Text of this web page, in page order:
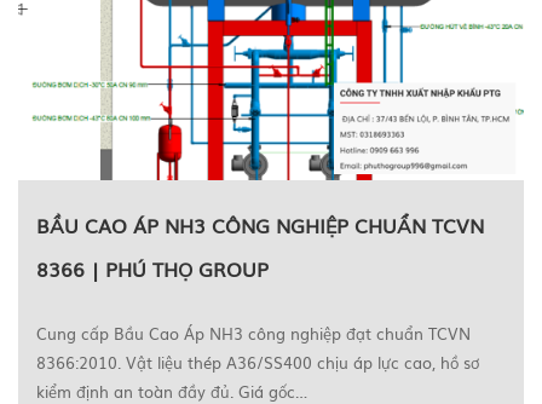
BẦU CAO ÁP NH3 CÔNG NGHIỆP CHUẨN TCVN
8366 | PHÚ THỌ GROUP
Cung cấp Bầu Cao Áp NH3 công nghiệp đạt chuẩn TCVN
8366:2010. Vật liệu thép A36/SS400 chịu áp lực cao, hồ sơ
kiểm định an toàn đầy đủ. Giá gốc…